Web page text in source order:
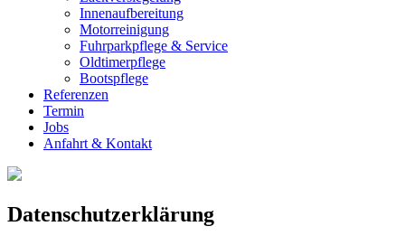
Innenaufbereitung
Motorreinigung
Fuhrparkpflege & Service
Oldtimerpflege
Bootspflege
Referenzen
Termin
Jobs
Anfahrt & Kontakt
Datenschutzerklärung